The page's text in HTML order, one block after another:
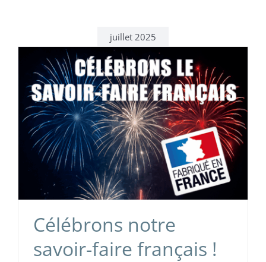
juillet 2025
Célébrons notre
savoir-faire français !